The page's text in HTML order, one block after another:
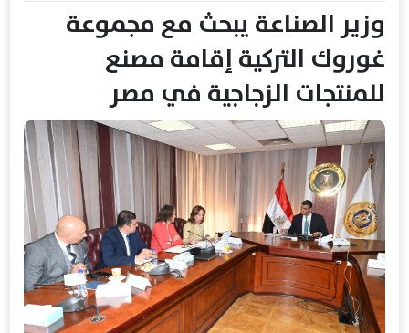
وزير الصناعة يبحث مع مجموعة
غوروك التركية إقامة مصنع
للمنتجات الزجاجية في مصر